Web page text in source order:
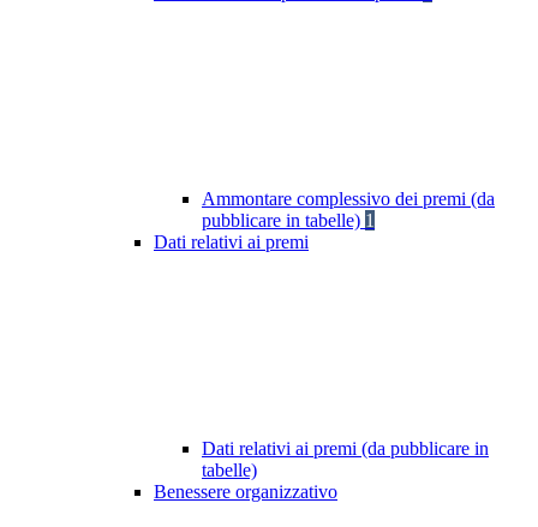
Ammontare complessivo dei premi (da
pubblicare in tabelle) 1
Dati relativi ai premi
Dati relativi ai premi (da pubblicare in
tabelle)
Benessere organizzativo